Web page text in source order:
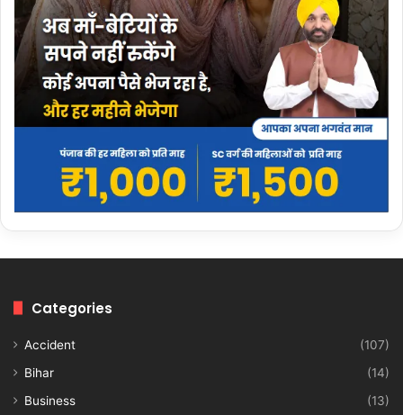
Categories
Accident
(107)
Bihar
(14)
Business
(13)